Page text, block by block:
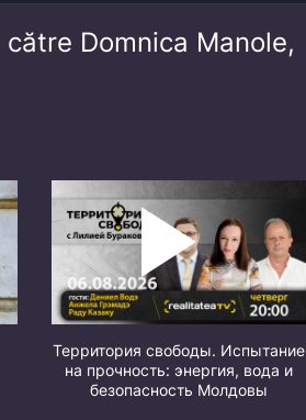
Domnica Manole,
Территория свободы. Испытание
на прочность: энергия, вода и
безопасность Молдовы